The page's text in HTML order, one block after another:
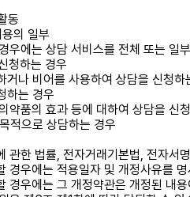
동
의 일부
에는 상담 서비스를 전체 또는 일
청하는 경우
나 비어를 사용하여 상담을 신청하
하는 경우
약품의 효과 등에 대하여 상담을 신
적으로 상담하는 경우
한 법률, 전자거래기본법, 전자서
우에는 적용일자 및 개정사유를
우에는 그 개정약관은 개정된 내